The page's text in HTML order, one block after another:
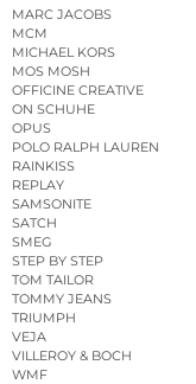
MARC JACOBS
MCM
MICHAEL KORS
MOS MOSH
OFFICINE CREATIVE
ON SCHUHE
OPUS
POLO RALPH LAUREN
RAINKISS
REPLAY
SAMSONITE
SATCH
SMEG
STEP BY STEP
TOM TAILOR
TOMMY JEANS
TRIUMPH
VEJA
VILLEROY & BOCH
WMF